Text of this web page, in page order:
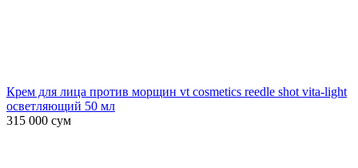
Крем для лица против морщин vt cosmetics reedle shot vita-light
осветляющий 50 мл
315 000 сум